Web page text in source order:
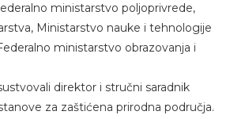
ministarstvo poljoprivrede,
Ministarstvo nauke i tehnologije
ministarstvo obrazovanja i
direktor i stručni saradnik
za zaštićena prirodna područja.